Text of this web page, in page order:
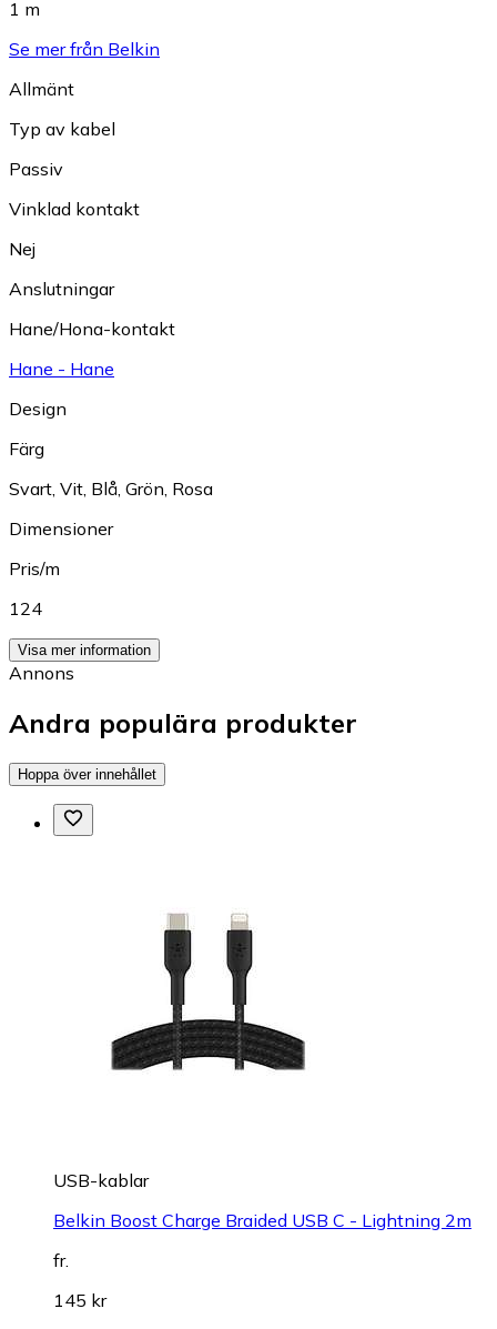
1 m
Se mer från Belkin
Allmänt
Typ av kabel
Passiv
Vinklad kontakt
Nej
Anslutningar
Hane/Hona-kontakt
Hane - Hane
Design
Färg
Svart, Vit, Blå, Grön, Rosa
Dimensioner
Pris/m
124
Visa mer information
Annons
Andra populära produkter
Hoppa över innehållet
USB-kablar
Belkin Boost Charge Braided USB C - Lightning 2m
fr.
145 kr